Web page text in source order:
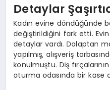
Detaylar
Kadın evine döndüğünde
değiştirildiğini fark etti. Evin
detaylar vardı. Dolaptan
yapılmış, alışveriş
konulmuştu. Diş
oturma odasında bir kase